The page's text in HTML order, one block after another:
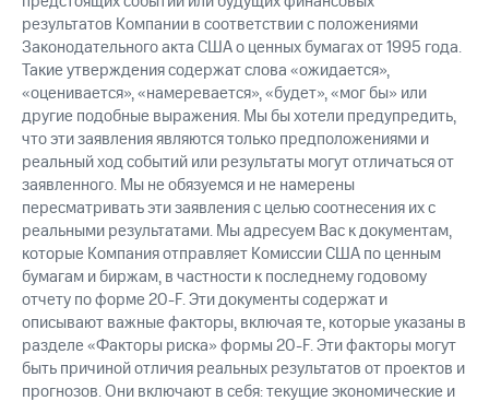
результатов Компании в соответствии с положениями
Законодательного акта США о ценных бумагах от 1995 года.
Такие утверждения содержат слова «ожидается»,
«оценивается», «намеревается», «будет», «мог бы» или
другие подобные выражения. Мы бы хотели предупредить,
что эти заявления являются только предположениями и
реальный ход событий или результаты могут отличаться от
заявленного. Мы не обязуемся и не намерены
пересматривать эти заявления с целью соотнесения их с
реальными результатами. Мы адресуем Вас к документам,
которые Компания отправляет Комиссии США по ценным
бумагам и биржам, в частности к последнему годовому
отчету по форме 20-F. Эти документы содержат и
описывают важные факторы, включая те, которые указаны в
разделе «Факторы риска» формы 20-F. Эти факторы могут
быть причиной отличия реальных результатов от проектов и
прогнозов. Они включают в себя: текущие экономические и